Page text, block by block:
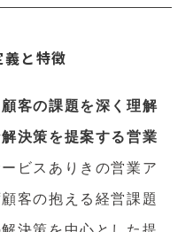
と特徴
顧客の課題を深く理解
決策を提案する営業
ビスありきの営業ア
客の抱える経営課題